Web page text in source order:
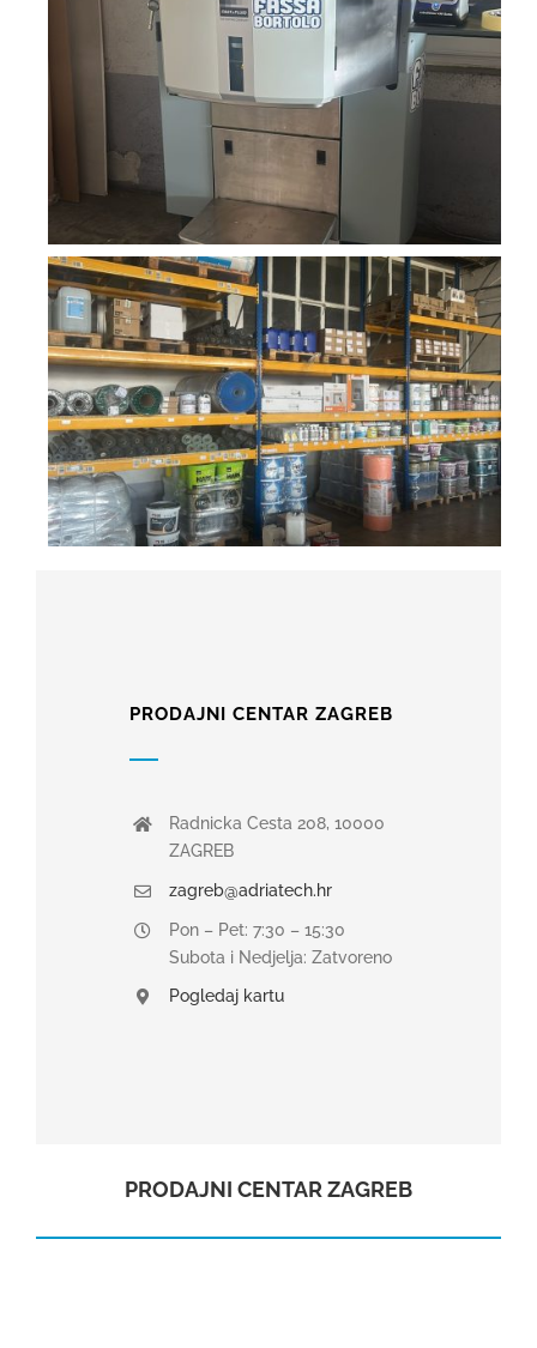
PRODAJNI CENTAR ZAGREB
Radnicka Cesta 208, 10000
ZAGREB
zagreb@adriatech.hr
Pon – Pet: 7:30 – 15:30
Subota i Nedjelja: Zatvoreno
Pogledaj kartu
PRODAJNI CENTAR ZAGREB